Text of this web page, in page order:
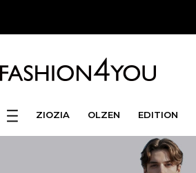
ZIOZIA OLZEN EDITION